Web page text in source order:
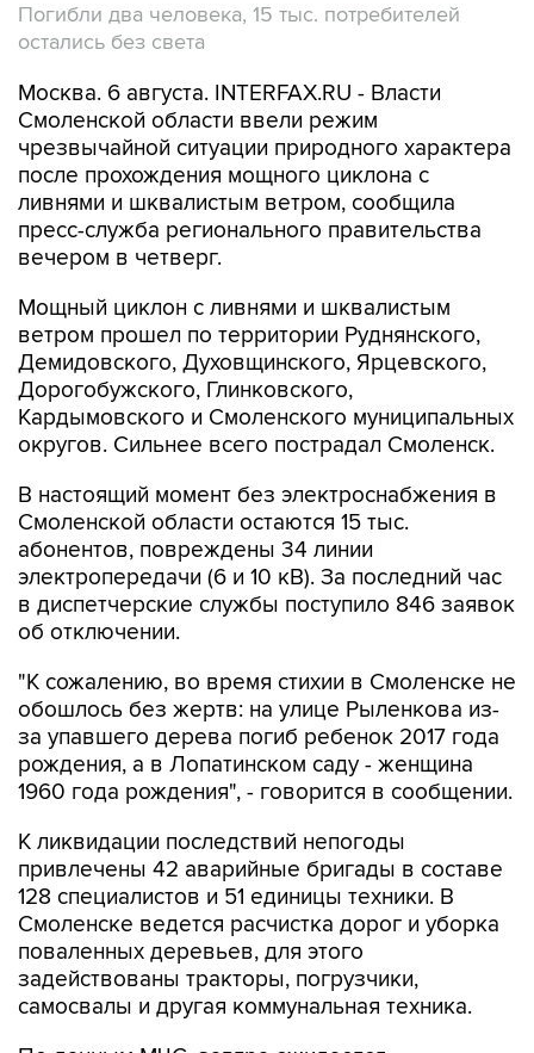
Погибли два человека, 15 тыс. потребителей
остались без света
Москва. 6 августа. INTERFAX.RU - Власти
Смоленской области ввели режим
чрезвычайной ситуации природного характера
после прохождения мощного циклона с
ливнями и шквалистым ветром, сообщила
пресс-служба регионального правительства
вечером в четверг.
Мощный циклон с ливнями и шквалистым
ветром прошел по территории Руднянского,
Демидовского, Духовщинского, Ярцевского,
Дорогобужского, Глинковского,
Кардымовского и Смоленского муниципальных
округов. Сильнее всего пострадал Смоленск.
В настоящий момент без электроснабжения в
Смоленской области остаются 15 тыс.
абонентов, повреждены 34 линии
электропередачи (6 и 10 кВ). За последний час
в диспетчерские службы поступило 846 заявок
об отключении.
"К сожалению, во время стихии в Смоленске не
обошлось без жертв: на улице Рыленкова из-
за упавшего дерева погиб ребенок 2017 года
рождения, а в Лопатинском саду - женщина
1960 года рождения", - говорится в сообщении.
К ликвидации последствий непогоды
привлечены 42 аварийные бригады в составе
128 специалистов и 51 единицы техники. В
Смоленске ведется расчистка дорог и уборка
поваленных деревьев, для этого
задействованы тракторы, погрузчики,
самосвалы и другая коммунальная техника.